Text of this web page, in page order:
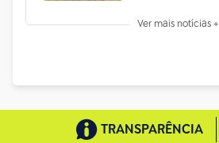
Ver mais notícias +
TRANSPARÊNCIA